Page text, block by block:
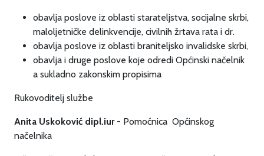
obavlja poslove iz oblasti starateljstva, socijalne skrbi,
maloljetničke delinkvencije, civilnih žrtava rata i dr.
obavlja poslove iz oblasti braniteljsko invalidske skrbi,
obavlja i druge poslove koje odredi Općinski načelnik
a sukladno zakonskim propisima
Rukovoditelj službe
Anita Uskoković dipl.iur- Pomoćnica Općinskog
načelnika